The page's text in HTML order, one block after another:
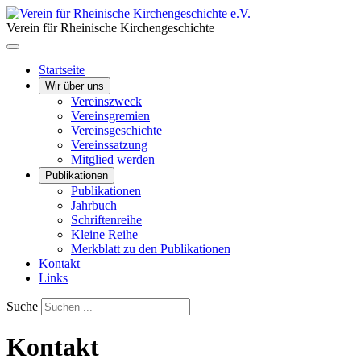
Verein für Rheinische Kirchengeschichte
Startseite
Wir über uns
Vereinszweck
Vereinsgremien
Vereinsgeschichte
Vereinssatzung
Mitglied werden
Publikationen
Publikationen
Jahrbuch
Schriftenreihe
Kleine Reihe
Merkblatt zu den Publikationen
Kontakt
Links
Suche
Kontakt